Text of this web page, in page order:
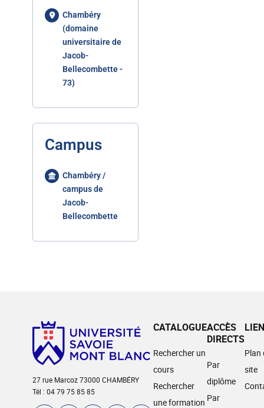
Chambéry
(domaine
universitaire de
Jacob-
Bellecombette -
73)
Campus
Chambéry /
campus de
Jacob-
Bellecombette
27 rue Marcoz 73000 CHAMBÉRY
Tél : 04 79 75 85 85
CATALOGUE
Rechercher un
cours
Rechercher
une formation
ACCÈS
DIRECTS
Par
diplôme
Par
Plan
site